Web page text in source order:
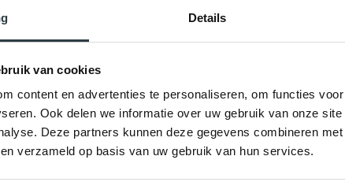
Details
van cookies
content en advertenties te personaliseren, om functies
Ook delen we informatie over uw gebruik van onze
Deze partners kunnen deze gegevens combineren
verzameld op basis van uw gebruik van hun services.